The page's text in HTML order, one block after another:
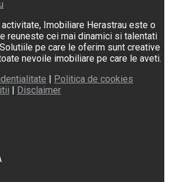
activitate, Imobiliare Herastrau este o
reuneste cei mai dinamici si talentati
pe care le oferim sunt creative
nevoile imobiliare pe care le aveti.
Politica de cookies
Disclaimer